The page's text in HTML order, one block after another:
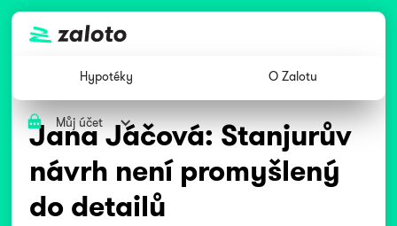
Hypotéky O Zalotu
Můj účet
Jana Jáčová: Stanjurův
návrh není promyšlený
do detailů